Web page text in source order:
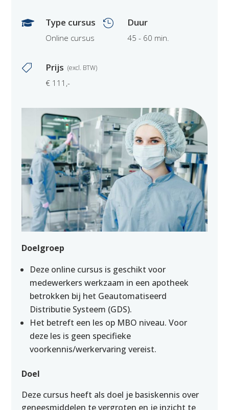
 Type cursus
Online cursus
 Duur
45 - 60 min.
 Prijs
€ 111,-
Doelgroep
Deze online cursus is geschikt voor
medewerkers werkzaam in een apotheek
betrokken bij het Geautomatiseerd
Distributie Systeem (GDS).
Het betreft een les op MBO niveau. Voor
deze les is geen specifieke
voorkennis/werkervaring vereist.
Doel
Deze cursus heeft als doel je basiskennis over
geneesmiddelen te vergroten en je inzicht te